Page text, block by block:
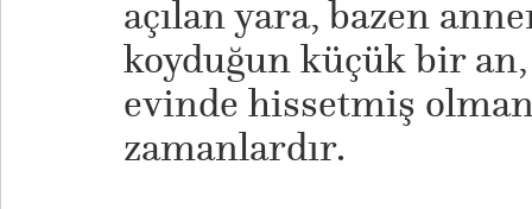
açılan yara, bazen
koyduğun küçük bir
evinde hissetmiş
zamanlardır.